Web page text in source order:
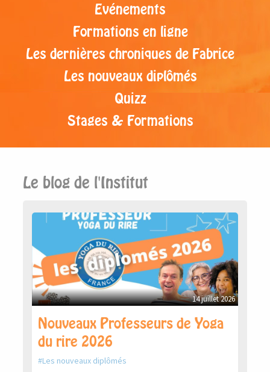
Evénements
Formations en ligne
Les dernières chroniques de Fabrice
Les nouveaux diplômés
Quizz
Stages & Formations
Le blog de l'Institut
14 juillet 2026
Nouveaux Professeurs de Yoga
du rire 2026
Les nouveaux diplômés